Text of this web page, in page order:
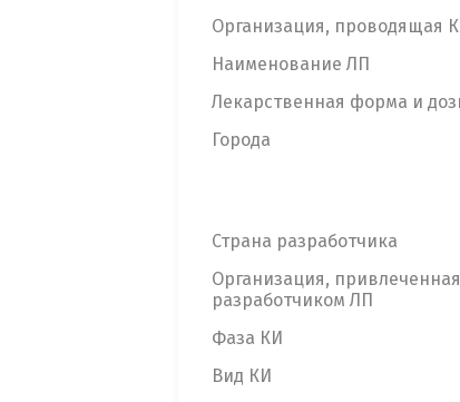
Организация, проводящая
Наименование ЛП
Лекарственная форма и
Города
Страна разработчика
Организация, привлеченная
разработчиком ЛП
Фаза КИ
Вид КИ